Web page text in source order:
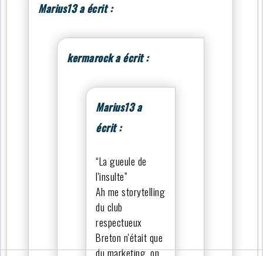
Marius13 a écrit :
kermarock a écrit :
Marius13 a
écrit :
“La gueule de
l'insulte”
Ah me storytelling
du club
respectueux
Breton n'était que
du marketing, on